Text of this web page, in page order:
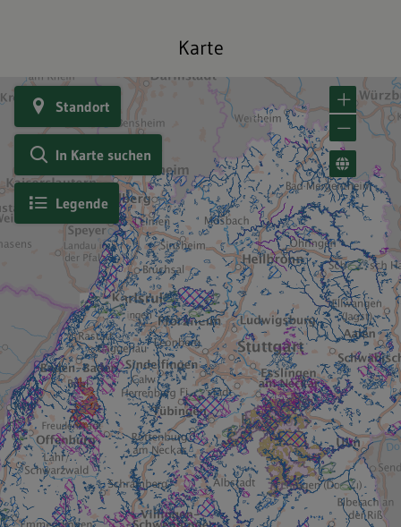
Karte